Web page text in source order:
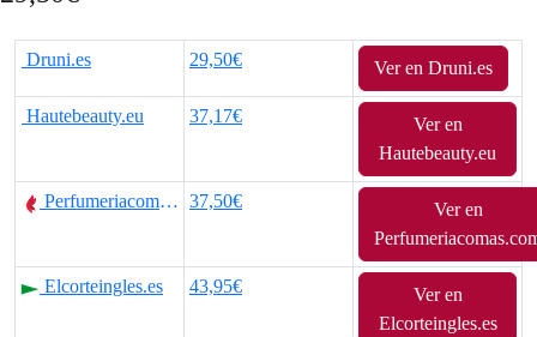
Druni.es 29,50€ Ver en Druni.es
Hautebeauty.eu 37,17€
Ver en
Hautebeauty.eu
Perfumeriacomas.com 37,50€
Ver en
Elcorteingles.es 43,95€
Ver en
Elcorteingles.es